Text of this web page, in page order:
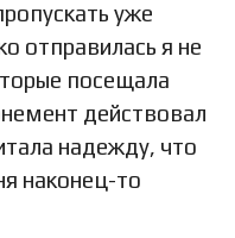
уже
отправилась я не
посещала
действовал
надежду, что
наконец-то